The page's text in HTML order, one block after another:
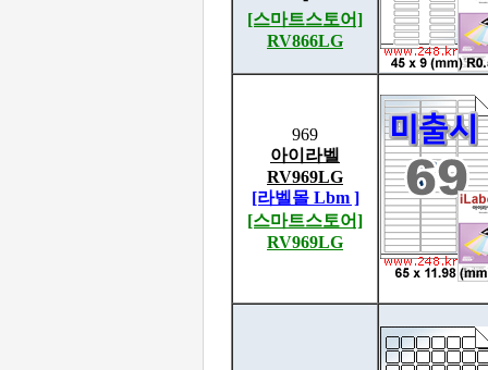
[스마트스토어]
RV866LG
969
아이라벨
RV969LG
[라벨몰 Lbm ]
[스마트스토어]
RV969LG